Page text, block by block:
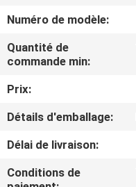
DE
NOUS
VISITE
DE
L'USINE
Numéro de modèle:
Quantité de
commande min:
Prix:
Détails d'emballage:
Délai de livraison:
Conditions de